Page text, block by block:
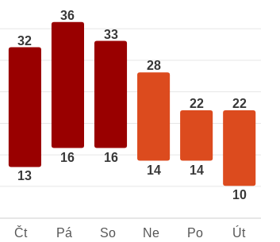
32
13
36
16
33
16
28
14
22
14
22
10
Čt Pá So Ne Po Út